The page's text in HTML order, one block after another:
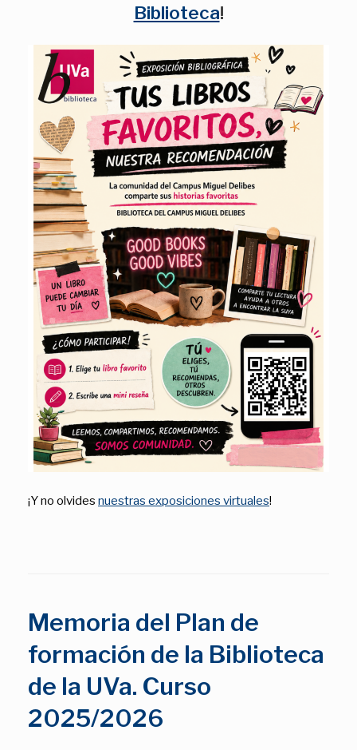
Biblioteca!
¡Y no olvides nuestras exposiciones virtuales!
Memoria del Plan de
formación de la Biblioteca
de la UVa. Curso
2025/2026